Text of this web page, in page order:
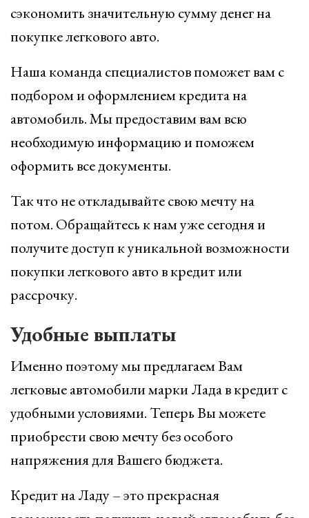
сэкономить значительную сумму денег на
покупке легкового авто.
Наша команда специалистов поможет вам с
подбором и оформлением кредита на
автомобиль. Мы предоставим вам всю
необходимую информацию и поможем
оформить все документы.
Так что не откладывайте свою мечту на
потом. Обращайтесь к нам уже сегодня и
получите доступ к уникальной возможности
покупки легкового авто в кредит или
рассрочку.
Удобные выплаты
Именно поэтому мы предлагаем Вам
легковые автомобили марки Лада в кредит с
удобными условиями. Теперь Вы можете
приобрести свою мечту без особого
напряжения для Вашего бюджета.
Кредит на Ладу – это прекрасная